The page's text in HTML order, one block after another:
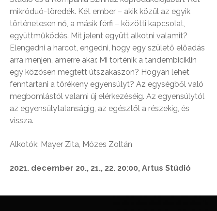
mikróduó-töredék. Két ember – akik közül az egyik
történetesen nő, a másik férfi – közötti kapcsolat,
együttműködés. Mit jelent együtt alkotni valamit?
Elengedni a harcot, engedni, hogy egy születő előadás
arra menjen, amerre akar. Mi történik a tandembiciklin
egy közösen megtett útszakaszon? Hogyan lehet
fenntartani a törékeny egyensúlyt? Az egységből való
megbomlástól valami új elérkezéséig. Az egyensúlytól
az egyensúlytalanságig, az egésztől a részekig, és
vissza.
Alkotók: Mayer Zita, Mózes Zoltán
2021. december 20., 21., 22. 20:00, Artus Stúdió